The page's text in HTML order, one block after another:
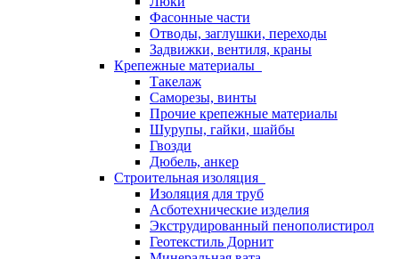
Фасонные части
Отводы, заглушки, переходы
Задвижки, вентиля, краны
Крепежные материалы
Такелаж
Саморезы, винты
Прочие крепежные материалы
Шурупы, гайки, шайбы
Гвозди
Дюбель, анкер
Строительная изоляция
Изоляция для труб
Асботехнические изделия
Экструдированный пенополистирол
Геотекстиль Дорнит